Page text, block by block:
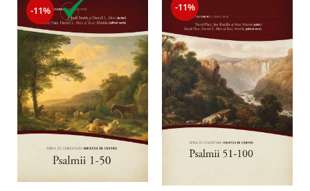
Despre afaceri
Dezvoltare personala
Leadership
Mediu
Sanatate / nutritie
-11% -11%